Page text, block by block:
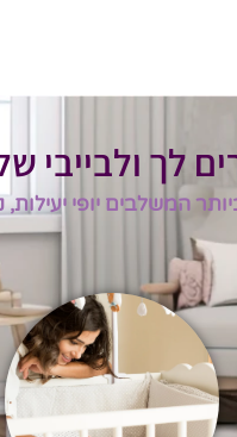
לך ולבייבי
המשלבים יופי יעילות,